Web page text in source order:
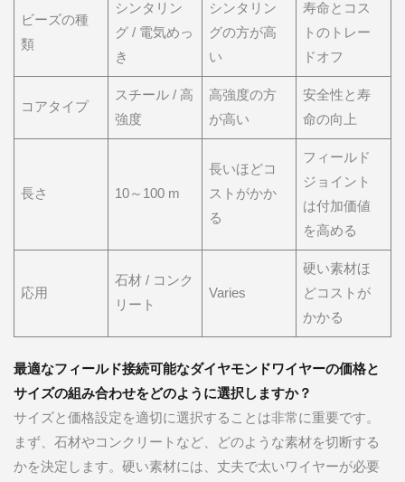
ビーズの種
類
シンタリン
グ / 電気めっ
き
シンタリン
グの方が高
い
寿命とコス
トのトレー
ドオフ
コアタイプ
スチール / 高
強度
高強度の方
が高い
安全性と寿
命の向上
長さ 10～100 m
長いほどコ
ストがかか
る
フィールド
ジョイント
は付加価値
を高める
応用
石材 / コンク
リート
Varies
硬い素材ほ
どコストが
かかる
最適なフィールド接続可能なダイヤモンドワイヤーの価格と
サイズの組み合わせをどのように選択しますか？
サイズと価格設定を適切に選択することは非常に重要です。
まず、石材やコンクリートなど、どのような素材を切断する
かを決定します。硬い素材には、丈夫で太いワイヤーが必要